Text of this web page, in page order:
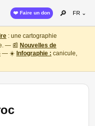
❤️ Faire un don 🔎 FR ⌄
: une cartographie
— 📰 Nouvelles de
— ☀️ Infographie : canicule,